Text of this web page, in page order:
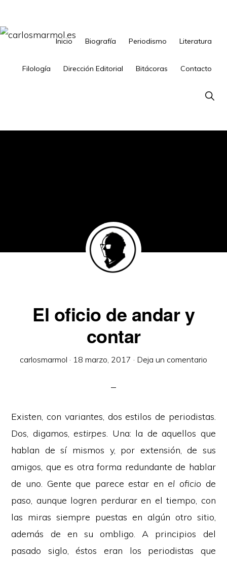
a
al
contenido
'indie'
Inicio Biografía Periodismo Literatura
Filología Dirección Editorial Bitácoras Contacto
Show
El oficio de andar y
contar
carlosmarmol · 18 marzo, 2017 · Deja un comentario
Existen, con variantes, dos estilos de periodistas.
Dos, digamos, estirpes. Una: la de aquellos que
hablan de sí mismos y, por extensión, de sus
amigos, que es otra forma redundante de hablar
de uno. Gente que parece estar en el oficio de
paso, aunque logren perdurar en el tiempo, con
las miras siempre puestas en algún otro sitio,
además de en su ombligo. A principios del
pasado siglo, éstos eran los periodistas que